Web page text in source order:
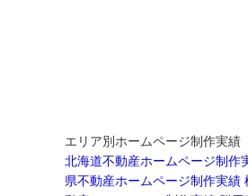
エリア別ホームページ制作実績
北海道不動産ホームページ制作
県不動産ホームページ制作実績